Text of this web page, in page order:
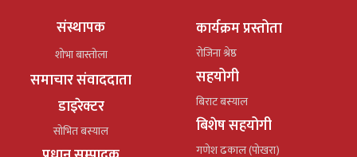
संस्थापक
शोभा बास्तोला
समाचार संवाददाता
डाइरेक्टर
सोभित बस्याल
कार्यक्रम प्रस्तोता
रोजिना श्रेष्ठ
सहयोगी
बिराट बस्याल
बिशेष सहयोगी
गणेश ढकाल (पोखरा)